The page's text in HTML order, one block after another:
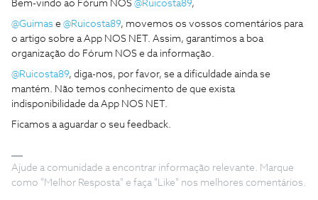
Bem-vindo ao Fórum NOS @Ruicosta89,
@Guimas e @Ruicosta89, movemos os vossos comentários para
o artigo sobre a App NOS NET. Assim, garantimos a boa
organização do Fórum NOS e da informação.
@Ruicosta89, diga-nos, por favor, se a dificuldade ainda se
mantém. Não temos conhecimento de que exista
indisponibilidade da App NOS NET.
Ficamos a aguardar o seu feedback.
Ajude a comunidade a encontrar informação relevante. Marque
como "Melhor Resposta" e faça "Like" nos melhores comentários.